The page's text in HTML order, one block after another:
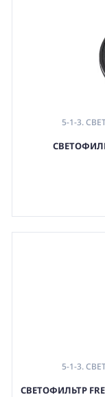
5-1-3.
5-1.
5-1-3.
5-1.
СВЕТОФИЛЬТР